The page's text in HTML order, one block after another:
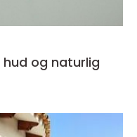
og naturlig